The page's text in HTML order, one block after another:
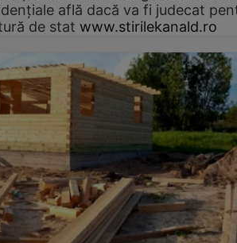
află dacă va fi judecat
de stat www.stirilekanald.ro